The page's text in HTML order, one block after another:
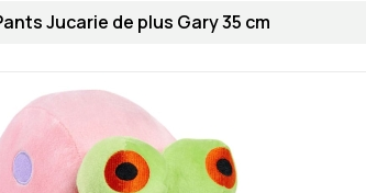
Jucarie de plus Gary 35 cm